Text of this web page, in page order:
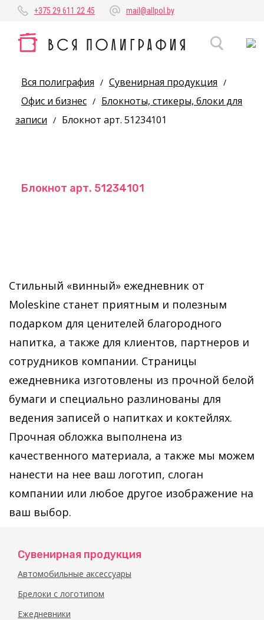
+375 29 611 22 45 mail@allpol.by
Вся полиграфия / Сувенирная продукция /
Офис и бизнес / Блокноты, стикеры, блоки для
записи / Блокнот арт. 51234101
Блокнот арт. 51234101
Стильный «винный» ежедневник от
Moleskine станет приятным и полезным
подарком для ценителей благородного
напитка, а также для клиентов, партнеров и
сотрудников компании. Страницы
ежедневника изготовлены из прочной белой
бумаги и специально разлинованы для
ведения записей о напитках и коктейлях.
Прочная обложка выполнена из
качественного материала, а также мы можем
нанести на нее ваш логотип, слоган
компании или любое другое изображение на
ваш выбор.
Сувенирная продукция
Автомобильные аксессуары
Брелоки с логотипом
Ежедневники